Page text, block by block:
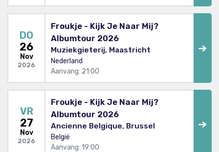
DO
26
Nov
2026
Froukje - Kijk Je Naar Mij?
Albumtour 2026
Muziekgieterij, Maastricht
Nederland
Aanvang: 21:00
VR
27
Nov
2026
Froukje - Kijk Je Naar Mij?
Albumtour 2026
Ancienne Belgique, Brussel
België
Aanvang: 19:00